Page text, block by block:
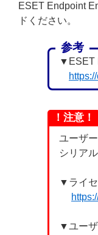
ESET Endpoint
ドください。
参考
▼ESET
！注意！
ユーザ
シリア
▼ライ
▼ユー